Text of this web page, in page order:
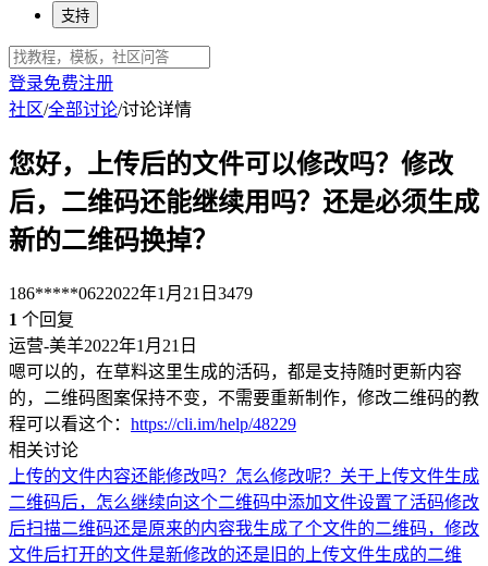
支持
登录免费注册
社区/全部讨论/讨论详情
您好，上传后的文件可以修改吗？修改
后，二维码还能继续用吗？还是必须生成
新的二维码换掉？
186*****0622022年1月21日 3479
1 个回复
运营-美羊2022年1月21日
嗯可以的，在草料这里生成的活码，都是支持随时更新内容
的，二维码图案保持不变，不需要重新制作，修改二维码的教
程可以看这个： https://cli.im/help/48229
相关讨论
上传的文件内容还能修改吗？怎么修改呢？ 关于上传文件生成
二维码后，怎么继续向这个二维码中添加文件设置了活码修改
后扫描二维码还是原来的内容我生成了个文件的二维码，修改
文件后打开的文件是新修改的还是旧的 上传文件生成的二维